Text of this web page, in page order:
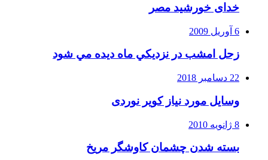
خدای خورشید مصر
6 آوریل 2009
زحل امشب در نزديكي ماه ديده مي شود
22 دسامبر 2018
وسایل مورد نیاز کویر نوردی
8 ژانویه 2010
بسته شدن چشمان کاوشگر مريخ